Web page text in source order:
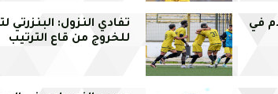
في
تفادي النزول:
للخروج من قاع الترتيب